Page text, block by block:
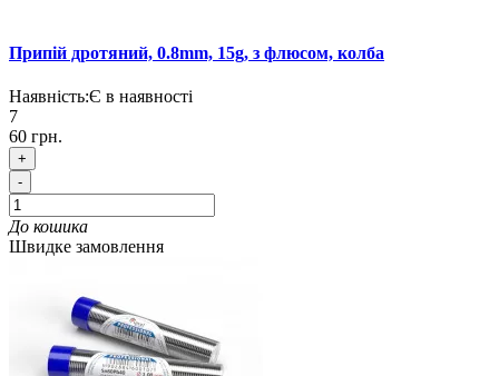
Припій дротяний, 0.8mm, 15g, з флюсом, колба
Наявність:Є в наявності
7
60 грн.
+
-
До кошика
Швидке замовлення